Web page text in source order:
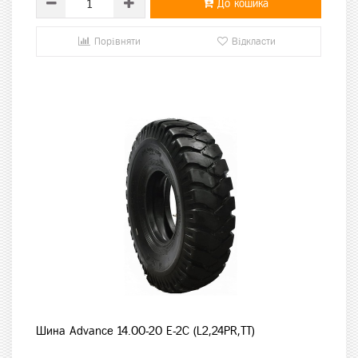
До кошика
Порівняти Відкласти
Шина Advance 14.00-20 E-2C (L2,24PR,TT)